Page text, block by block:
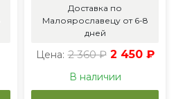
Доставка по
Малоярославецу от 6-8
дней
Цена: 2 360 ₽ 2 450 ₽
В наличии